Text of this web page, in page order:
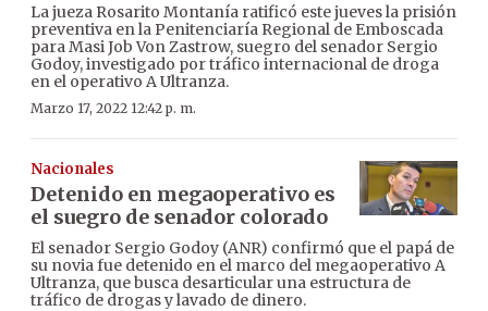
La jueza Rosarito Montanía ratificó este jueves la prisión
preventiva en la Penitenciaría Regional de Emboscada
para Masi Job Von Zastrow, suegro del senador Sergio
Godoy, investigado por tráfico internacional de droga
en el operativo A Ultranza.
Marzo 17, 2022 12:42 p. m.
Nacionales
Detenido en megaoperativo es
el suegro de senador colorado
El senador Sergio Godoy (ANR) confirmó que el papá de
su novia fue detenido en el marco del megaoperativo A
Ultranza, que busca desarticular una estructura de
tráfico de drogas y lavado de dinero.